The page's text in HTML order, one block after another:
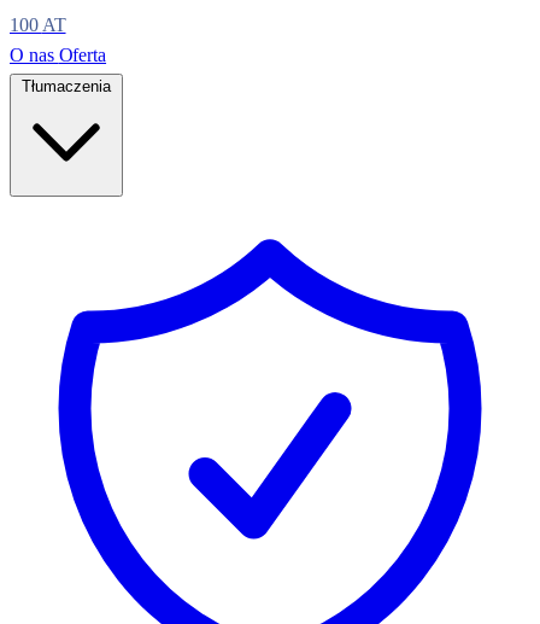
100 AT
O nas Oferta
Tłumaczenia